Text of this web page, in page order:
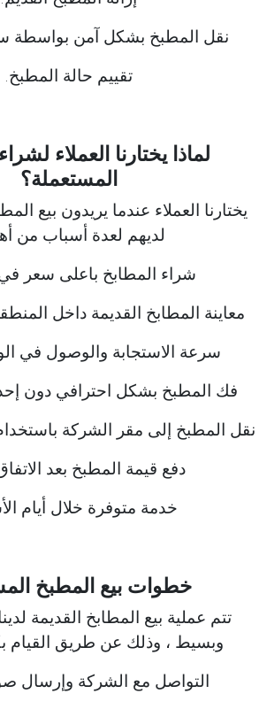
نقل المطبخ بشكل آمن بواسطة
تقييم حالة المطبخ.
لماذا يختارنا العملاء
المستعملة؟
يختارنا العملاء عندما يريدون بيع
لديهم لعدة أسباب من
شراء المطابخ باعلى سعر
معاينة المطابخ القديمة داخل
سرعة الاستجابة والوصول في
فك المطبخ بشكل احترافي دون
نقل المطبخ إلى مقر الشركة
دفع قيمة المطبخ بعد
خدمة متوفرة خلال أيام
خطوات بيع المطبخ
تتم عملية بيع المطابخ القديمة
وبسيط ، وذلك عن طريق القيام
التواصل مع الشركة وإرسال